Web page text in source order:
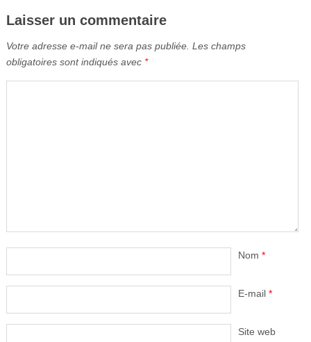
Laisser un commentaire
Votre adresse e-mail ne sera pas publiée. Les champs
obligatoires sont indiqués avec *
Nom *
E-mail *
Site web